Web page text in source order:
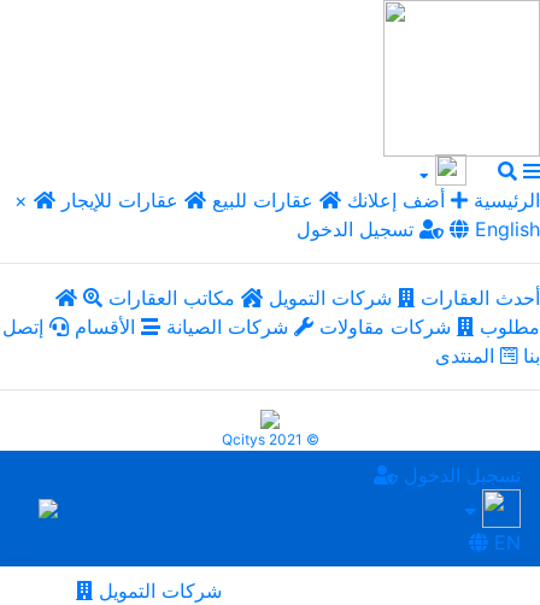
× الرئيسية أضف إعلانك عقارات للبيع
عقارات للإيجار
تسجيل الدخول
English
أحدث العقارات شركات التمويل
مكاتب العقارات
مطلوب
شركات مقاولات شركات الصيانة الأقسام
إتصل
بنا
المنتدى
Qcitys 2021 ©
تسجيل الدخول
EN
شركات التمويل